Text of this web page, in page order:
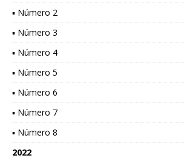
▪ Número 2
▪ Número 3
▪ Número 4
▪ Número 5
▪ Número 6
▪ Número 7
▪ Número 8
2022